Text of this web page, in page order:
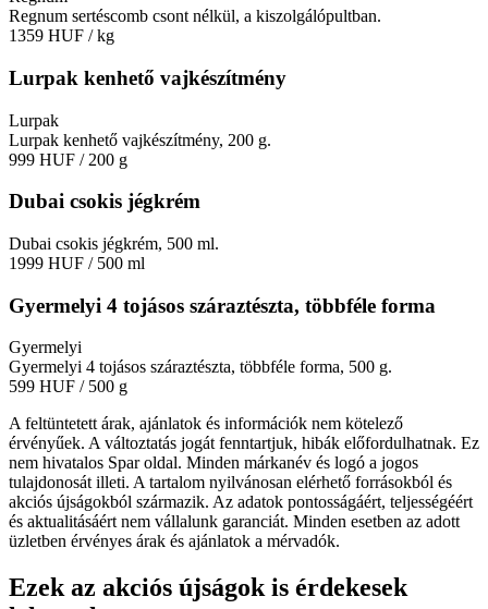
Regnum sertéscomb csont nélkül, a kiszolgálópultban.
1359 HUF / kg
Lurpak kenhető vajkészítmény
Lurpak
Lurpak kenhető vajkészítmény, 200 g.
999 HUF / 200 g
Dubai csokis jégkrém
Dubai csokis jégkrém, 500 ml.
1999 HUF / 500 ml
Gyermelyi 4 tojásos száraztészta, többféle forma
Gyermelyi
Gyermelyi 4 tojásos száraztészta, többféle forma, 500 g.
599 HUF / 500 g
A feltüntetett árak, ajánlatok és információk nem kötelező
érvényűek. A változtatás jogát fenntartjuk, hibák előfordulhatnak. Ez
nem hivatalos Spar oldal. Minden márkanév és logó a jogos
tulajdonosát illeti. A tartalom nyilvánosan elérhető forrásokból és
akciós újságokból származik. Az adatok pontosságáért, teljességéért
és aktualitásáért nem vállalunk garanciát. Minden esetben az adott
üzletben érvényes árak és ajánlatok a mérvadók.
Ezek az akciós újságok is érdekesek